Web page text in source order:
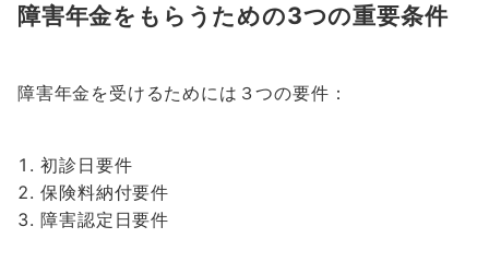
障害年金をもらうための3つの重要条件
障害年金を受けるためには３つの要件：
初診日要件
保険料納付要件
障害認定日要件